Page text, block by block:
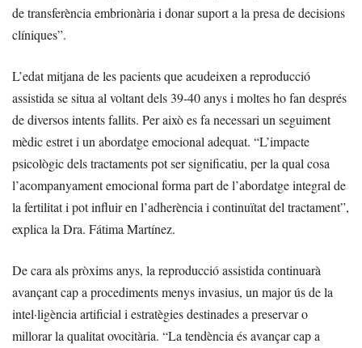
de transferència embrionària i donar suport a la presa de decisions
clíniques”.
L’edat mitjana de les pacients que acudeixen a reproducció
assistida se situa al voltant dels 39-40 anys i moltes ho fan després
de diversos intents fallits. Per això es fa necessari un seguiment
mèdic estret i un abordatge emocional adequat. “L’impacte
psicològic dels tractaments pot ser significatiu, per la qual cosa
l’acompanyament emocional forma part de l’abordatge integral de
la fertilitat i pot influir en l’adherència i continuïtat del tractament”,
explica la Dra. Fátima Martínez.
De cara als pròxims anys, la reproducció assistida continuarà
avançant cap a procediments menys invasius, un major ús de la
intel·ligència artificial i estratègies destinades a preservar o
millorar la qualitat ovocitària. “La tendència és avançar cap a